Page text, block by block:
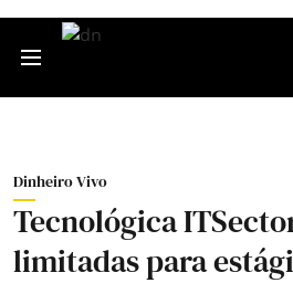
Dinheiro Vivo
Tecnológica
limitadas para